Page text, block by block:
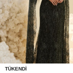
TÜKENDI